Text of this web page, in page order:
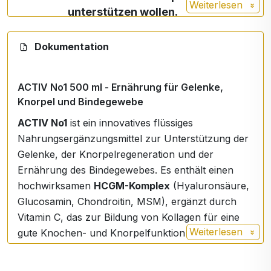
Das Besondere an ACTIV No1 ist seine
einzigartige Form der Mikrofiltration.
Dank des Mikrofiltrationsverfahrens liegen die
✅Sofortiger Wirkungseintritt.
Inhaltsstoffe
HCGM-Komplex (Hyaluronsäure,
Glucosaminsulfat, Chondroitinsulfat,
Methylsulfonylmethan - MSM), Vitamin C
(Ascorbinsäure), steriles Wasser, Glycerin,
Kaliumsorbat, natürliches Süßorangenaroma.
Dosierung
unterstützen wollen.
Vitamin C - Ascorbinsäure ist ein
Antioxidans, das die Zellen vor freien
Radikalen schützt, unterstützt das
Immunsystem, die Kollagenbildung und
die Eisenaufnahme.
Weiterlesen
Dokumentation
ACTIV No1 500 ml - Ernährung für Gelenke,
Knorpel und Bindegewebe
ACTIV No1 ist ein innovatives flüssiges
Nahrungsergänzungsmittel zur Unterstützung der
Gelenke, der Knorpelregeneration und der
Ernährung des Bindegewebes. Es enthält einen
hochwirksamen HCGM-Komplex (Hyaluronsäure,
Glucosamin, Chondroitin, MSM), ergänzt durch
Vitamin C, das zur Bildung von Kollagen für eine
gute Knochen- und Knorpelfunktion beiträgt.
Weiterlesen